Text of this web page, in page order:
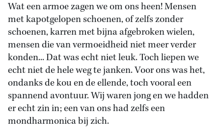
Wat een armoe zagen we om ons heen! Mensen
met kapotgelopen schoenen, of zelfs zonder
schoenen, karren met bijna afgebroken wielen,
mensen die van vermoeidheid niet meer verder
konden... Dat was echt niet leuk. Toch liepen we
echt niet de hele weg te janken. Voor ons was het,
ondanks de kou en de ellende, toch vooral een
spannend avontuur. Wij waren jong en we hadden
er echt zin in; een van ons had zelfs een
mondharmonica bij zich.